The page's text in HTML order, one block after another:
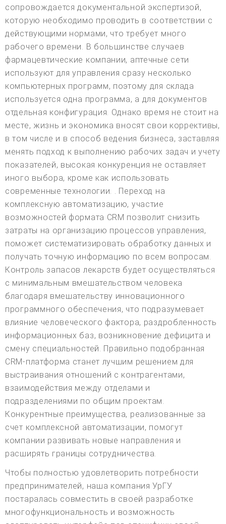
сопровождается документальной экспертизой,
которую необходимо проводить в соответствии с
действующими нормами, что требует много
рабочего времени. В большинстве случаев
фармацевтические компании, аптечные сети
используют для управления сразу несколько
компьютерных программ, поэтому для склада
используется одна программа, а для документов
отдельная конфигурация. Однако время не стоит на
месте, жизнь и экономика вносят свои коррективы,
в том числе и в способ ведения бизнеса, заставляя
менять подход к выполнению рабочих задач и учету
показателей, высокая конкуренция не оставляет
иного выбора, кроме как использовать
современные технологии. . Переход на
комплексную автоматизацию, участие
возможностей формата CRM позволит снизить
затраты на организацию процессов управления,
поможет систематизировать обработку данных и
получать точную информацию по всем вопросам.
Контроль запасов лекарств будет осуществляться
с минимальным вмешательством человека
благодаря вмешательству инновационного
программного обеспечения, что подразумевает
влияние человеческого фактора, раздробленность
информационных баз, возникновение дефицита и
смену специальностей. Правильно подобранная
CRM-платформа станет лучшим решением для
выстраивания отношений с контрагентами,
взаимодействия между отделами и
подразделениями по общим проектам.
Конкурентные преимущества, реализованные за
счет комплексной автоматизации, помогут
компании развивать новые направления и
расширять границы сотрудничества.
Чтобы полностью удовлетворить потребности
предпринимателей, наша компания УрГУ
постаралась совместить в своей разработке
многофункциональность и возможность